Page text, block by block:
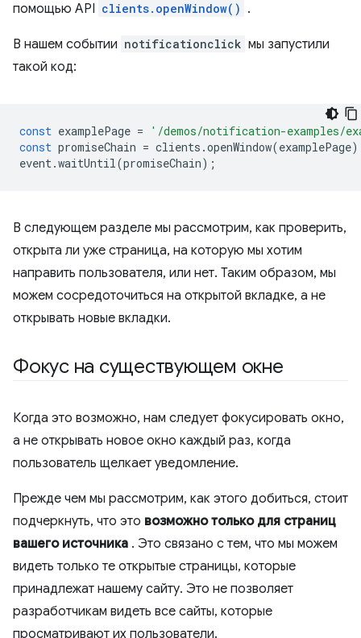
помощью API clients.openWindow() .
В нашем событии notificationclick мы запустили
такой код:
const examplePage =
'/demos/notification-examples/
const promiseChain = clients .openWindow(examplePage
event.waitUntil(promiseChain);
В следующем разделе мы рассмотрим, как проверить,
открыта ли уже страница, на которую мы хотим
направить пользователя, или нет. Таким образом, мы
можем сосредоточиться на открытой вкладке, а не
открывать новые вкладки.
Фокус на существующем окне
Когда это возможно, нам следует фокусировать окно,
а не открывать новое окно каждый раз, когда
пользователь щелкает уведомление.
Прежде чем мы рассмотрим, как этого добиться, стоит
подчеркнуть, что это возможно только для страниц
вашего источника . Это связано с тем, что мы можем
видеть только те открытые страницы, которые
принадлежат нашему сайту. Это не позволяет
разработчикам видеть все сайты, которые
просматривают их пользователи.